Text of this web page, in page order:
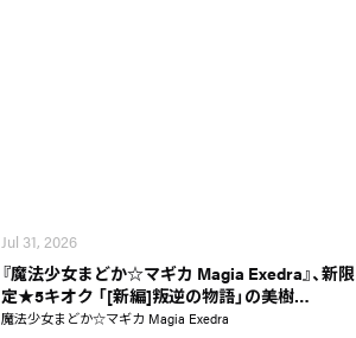
Jul 31, 2026
『魔法少女まどか☆マギカ Magia Exedra』、新限
定★5キオク 「[新編]叛逆の物語」の美樹…
魔法少女まどか☆マギカ Magia Exedra